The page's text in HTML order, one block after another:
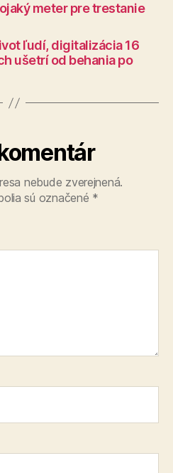
meter pre trestanie
ľudí, digitalizácia 16
ušetrí od behania po
nebude zverejnená.
sú označené *